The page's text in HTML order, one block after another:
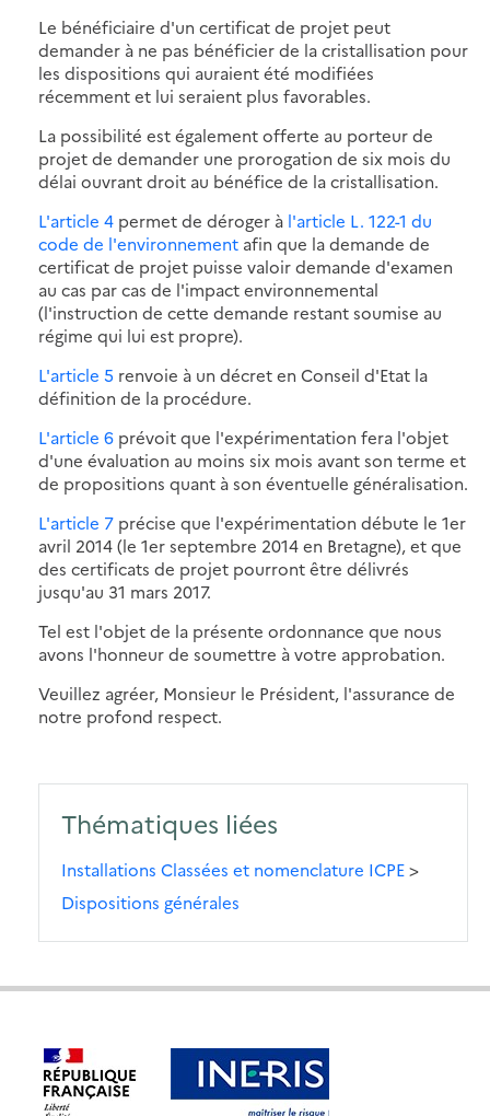
Le bénéficiaire d'un certificat de projet peut
demander à ne pas bénéficier de la cristallisation pour
les dispositions qui auraient été modifiées
récemment et lui seraient plus favorables.
La possibilité est également offerte au porteur de
projet de demander une prorogation de six mois du
délai ouvrant droit au bénéfice de la cristallisation.
L'article 4 permet de déroger à l'article L. 122-1 du
code de l'environnement afin que la demande de
certificat de projet puisse valoir demande d'examen
au cas par cas de l'impact environnemental
(l'instruction de cette demande restant soumise au
régime qui lui est propre).
L'article 5 renvoie à un décret en Conseil d'Etat la
définition de la procédure.
L'article 6 prévoit que l'expérimentation fera l'objet
d'une évaluation au moins six mois avant son terme et
de propositions quant à son éventuelle généralisation.
L'article 7 précise que l'expérimentation débute le 1er
avril 2014 (le 1er septembre 2014 en Bretagne), et que
des certificats de projet pourront être délivrés
jusqu'au 31 mars 2017.
Tel est l'objet de la présente ordonnance que nous
avons l'honneur de soumettre à votre approbation.
Veuillez agréer, Monsieur le Président, l'assurance de
notre profond respect.
Thématiques liées
Installations Classées et nomenclature ICPE>
Dispositions générales